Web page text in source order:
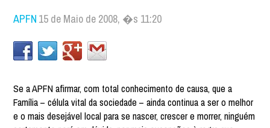
APFN 15 de Maio de 2008, �s 11:20
Se a APFN afirmar, com total conhecimento de causa, que a
Família – célula vital da sociedade – ainda continua a ser o melhor
e o mais desejável local para se nascer, crescer e morrer, ninguém